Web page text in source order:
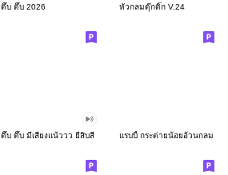
ดึ๊บ ดึ๊บ 2026 หัวกลมดุ๊กดิ๊ก V.24
ดึ๊บ ดึ๊บ มีเสียงแน้ววว ยี่สิบสี่ แรบบี้ กระต่ายน้อยอ้วนกลม